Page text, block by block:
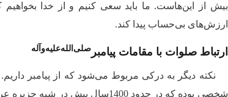
بیش از این‌هاست. ما باید سعی کنیم و از خدا
ارزش‌های بی‌حساب پیدا کند.
ارتباط صلوات با مقامات پیامبر‌صلی‌الله‌علیه‌وآله
نکته دیگر به درکی مربوط می‌شود که از پیامبر داریم.